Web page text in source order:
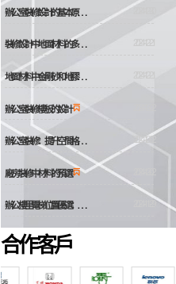
辦
公室裝修設計的基本原則 2024-12-30
裝
修設計中地面材料的多樣選擇
地
面材料中金剛砂和地膠的區別
辦公室裝修樓板的設計
辦
公室裝修：提升空間格調的藝術與實踐 2024-12-02
廠房裝修中材料的預選
辦
公樓里電梯位置優選：策略與實踐 2024-11-29
合作客戶